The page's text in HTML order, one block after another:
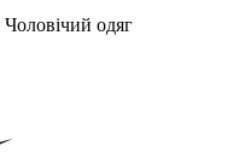
Чоловічий одяг